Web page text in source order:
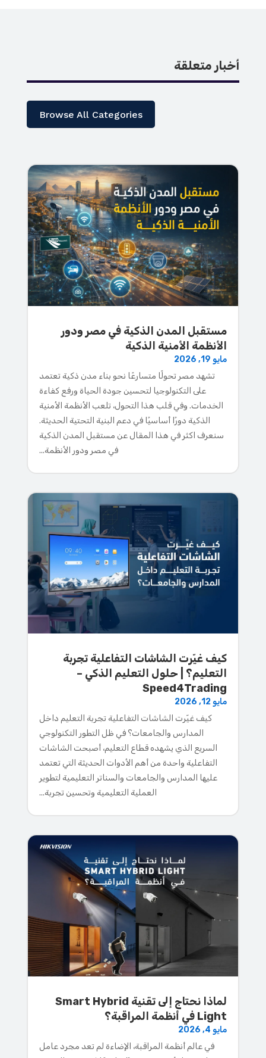
أخبار متعلقة
Browse All Categories
مستقبل المدن الذكية في مصر ودور
الأنظمة الأمنية الذكية
مايو 19, 2026
تشهد مصر تحولًا متسارعًا نحو بناء مدن ذكية تعتمد
على التكنولوجيا لتحسين جودة الحياة ورفع كفاءة
الخدمات. وفي قلب هذا التحول، تلعب الأنظمة الأمنية
الذكية دورًا أساسيًا في دعم البنية التحتية الحديثة.
سنعرف اكثر في هذا المقال عن مستقبل المدن الذكية
في مصر ودور الأنظمة...
كيف غيّرت الشاشات التفاعلية تجربة
التعليم؟ | حلول التعليم الذكي –
Speed4Trading
مايو 12, 2026
كيف غيّرت الشاشات التفاعلية تجربة التعليم داخل
المدارس والجامعات؟ في ظل التطور التكنولوجي
السريع الذي يشهده قطاع التعليم، أصبحت الشاشات
التفاعلية واحدة من أهم الأدوات الحديثة التي تعتمد
عليها المدارس والجامعات والسناتر التعليمية لتطوير
العملية التعليمية وتحسين تجربة...
لماذا نحتاج إلى تقنية Smart Hybrid
Light في أنظمة المراقبة؟
مايو 4, 2026
في عالم أنظمة المراقبة، الإضاءة لم تعد مجرد عامل